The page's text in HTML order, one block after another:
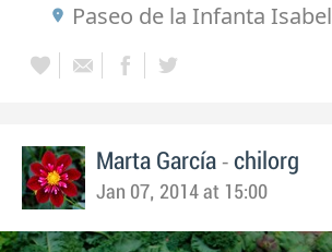
Paseo de la Infanta Isabel
Marta García - chilorg
Jan 07, 2014 at 15:00